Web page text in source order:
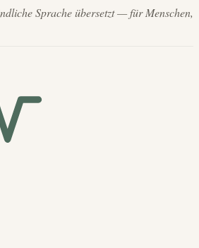
Sprache übersetzt — für Menschen,